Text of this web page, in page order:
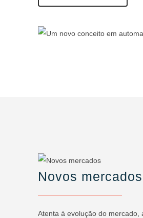
Novos mercados
Atenta à evolução do mercado,